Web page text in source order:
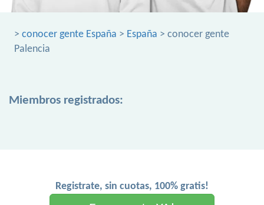
> conocer gente España > España > conocer gente
Palencia
Miembros registrados:
Registrate, sin cuotas, 100% gratis!